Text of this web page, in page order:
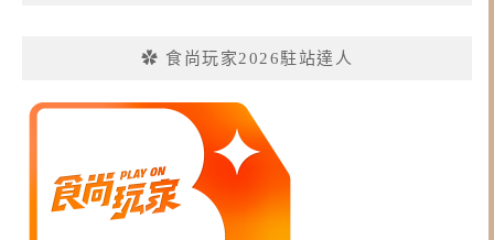
✿ 食尚玩家2026駐站達人